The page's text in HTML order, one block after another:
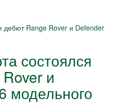
состоялся
и
модельного